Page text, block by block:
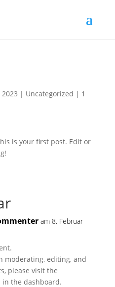
2023 | Uncategorized | 1
is your first post. Edit or
am 8. Februar
moderating, editing, and
please visit the
in the dashboard.